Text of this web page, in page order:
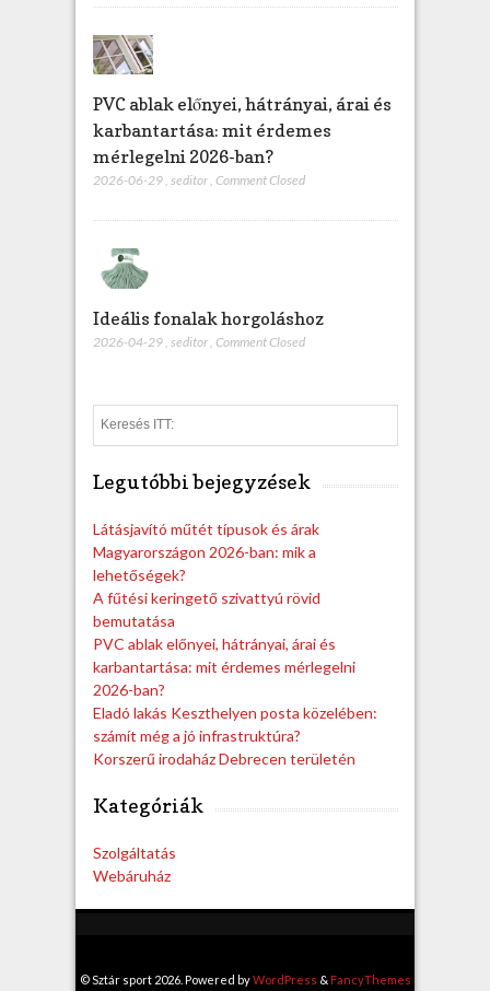
PVC ablak előnyei, hátrányai, árai és
karbantartása: mit érdemes
mérlegelni 2026-ban?
2026-06-29, seditor, Comment Closed
Ideális fonalak horgoláshoz
2026-04-29 seditor Comment Closed
e
Legutóbbi bejegyzések
Látásjavító műtét típusok és árak
Magyarországon 2026-ban: mik a
lehetőségek?
A fűtési keringető szivattyú rövid
bemutatása
PVC ablak előnyei, hátrányai, árai és
karbantartása: mit érdemes mérlegelni
2026-ban?
Eladó lakás Keszthelyen posta közelében:
számít még a jó infrastruktúra?
Korszerű irodaház Debrecen területén
Kategóriák
Szolgáltatás
Webáruház
© Sztár sport 2026. Powered byWordPress & FancyThemes